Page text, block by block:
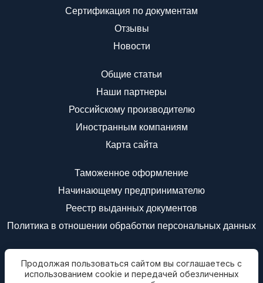
Сертификация по документам
Отзывы
Новости
Общие статьи
Наши партнеры
Российскому производителю
Иностранным компаниям
Карта сайта
Таможенное оформление
Начинающему предпринимателю
Реестр выданных документов
Политика в отношении обработки персональных данных
Мы в соц.сетях
Подписаться на
Продолжая пользоваться сайтом вы соглашаетесь с
использованием cookie и передачей обезличенных